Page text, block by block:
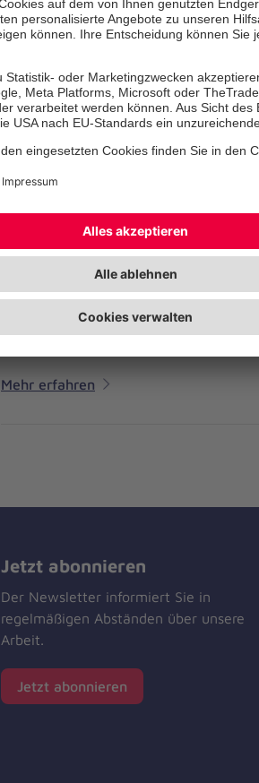
Mehr erfahren
Schulbegleitung Kreis
Die Schulbegleitung der Johanniter
beeinträchtigte Kinder beim Besuch
Fördereinrichtung.
Mehr erfahren
Schulbusfahrdienst
Sicher und zuverlässig unterwegs –
Mehr erfahren
Jetzt abonnieren
Der Newsletter informiert Sie in
regelmäßigen Abständen über unsere
Arbeit.
Jetzt abonnieren